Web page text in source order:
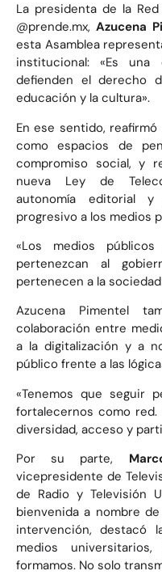
La presidenta de la
@prende.mx, Azucena
esta Asamblea
institucional: «Es
defienden el derecho
educación y la cultura».
En ese sentido,
como espacios de
compromiso social, y
nueva Ley de
autonomía editorial y
progresivo a los medios
«Los medios
pertenezcan al
pertenecen a la
Azucena Pimentel
colaboración entre
a la digitalización y a
público frente a las
«Tenemos que seguir
fortalecernos como
diversidad, acceso y
Por su parte,
vicepresidente de
de Radio y Televisión
bienvenida a nombre
intervención, destacó
medios
formamos. No solo